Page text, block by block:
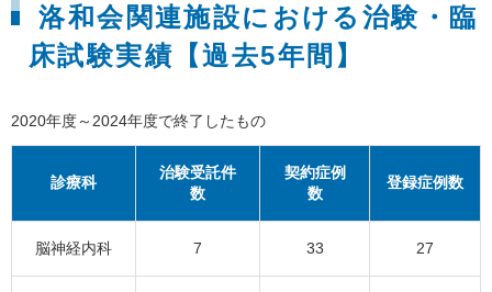
洛和会関連施設における治験・臨
床試験実績【過去5年間】
2020年度～2024年度で終了したもの
診療科
治験受託件
数
契約症例
数
登録症例数
脳神経内科 7 33 27